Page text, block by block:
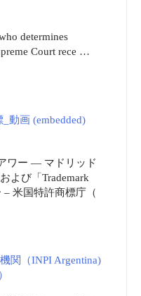
determines
Court rece …
動画 (embedded)
ワー ― マドリッド
よび「Trademark
– 米国特許商標庁（
関（INPI Argentina)